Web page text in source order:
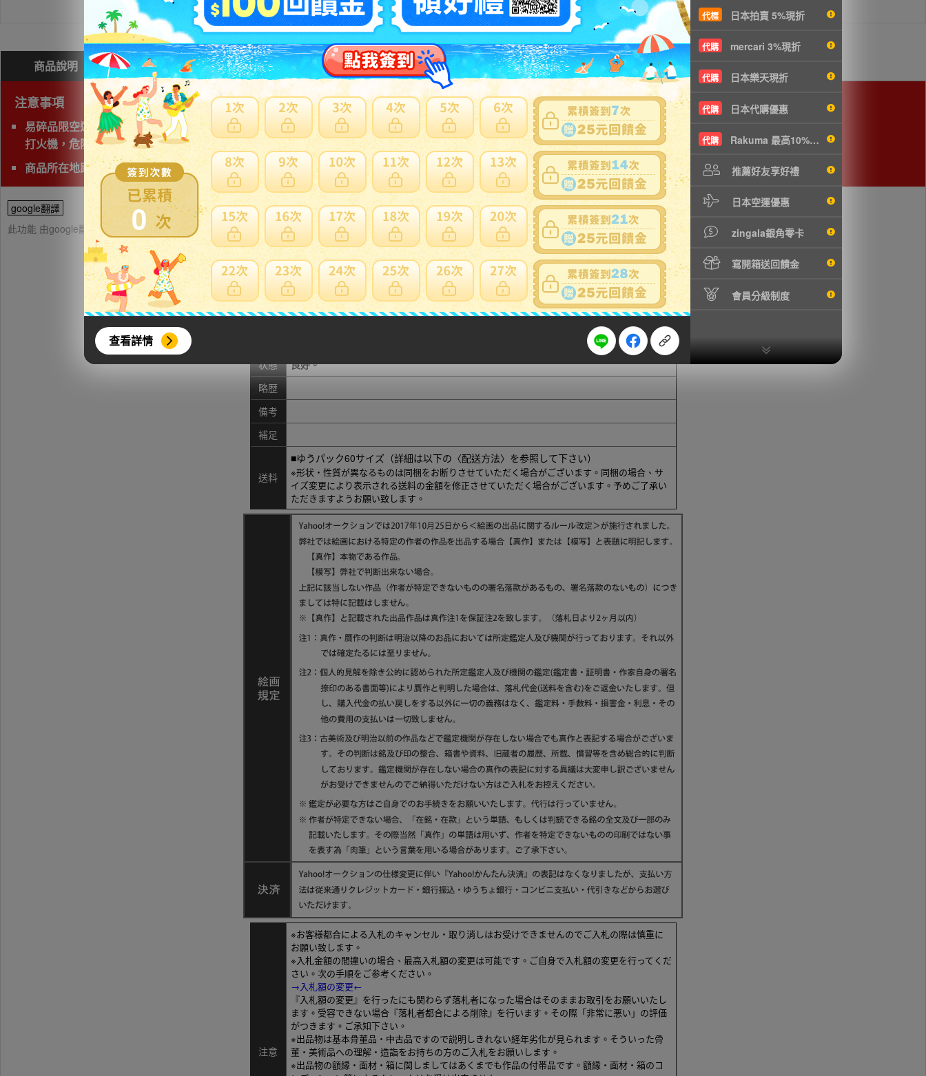
0
查看詳情
代標 日本拍賣 5%現折
代購 mercari 3%現折
代購 日本樂天現折
代購 日本代購優惠
代購 Rakuma 最高10%現折
推薦好友享好禮
日本空運優惠
zingala銀角零卡
寫開箱送回饋金
會員分級制度
商品說明 問與答(0) 費用試算 問題商品反映流程
注意事項
易碎品限空運，非易碎品可使用海運。
打火機，危險物品，運輸公司禁止運送，因此無法協助購買。
商品所在地距離海外收貨處(神奈川)較遠，請注意日本運費
google翻譯
此功能 由google翻譯提供參考，樂淘不保證翻譯內容之正確性，詳細問題說明請使用商品問與答
商品説明
品名
斑唐津盃 江戸前期 箱付
状態
良好。
略歴
備考
補足
送料
■ゆうパック60サイズ（詳細は以下の〈配送方法〉を参照して下さい）
※形状・性質が異なるものは同梱をお断りさせていただく場合がございます。同梱の場合、サ
イズ変更により表示される送料の金額を修正させていただく場合がございます。予めご了承い
ただきますようお願い致します。
注意
※お客様都合による入札のキャンセル・取り消しはお受けできませんのでご入札の際は慎重に
お願い致します。
※入札金額の間違いの場合、最高入札額の変更は可能です。ご自身で入札額の変更を行ってくだ
さい。次の手順をご参考ください。
→入札額の変更←
『入札額の変更』を行ったにも関わらず落札者になった場合はそのままお取引をお願いいたし
ます。受容できない場合『落札者都合による削除』を行います。その際「非常に悪い」の評価
がつきます。ご承知下さい。
※出品物は基本骨董品・中古品ですので説明しきれない経年劣化が見られます。そういった骨
董・美術品への理解・造詣をお持ちの方のご入札をお願いします。
※出品物の額縁・面材・箱に関しましてはあくまでも作品の付帯品です。額縁・面材・箱のコ